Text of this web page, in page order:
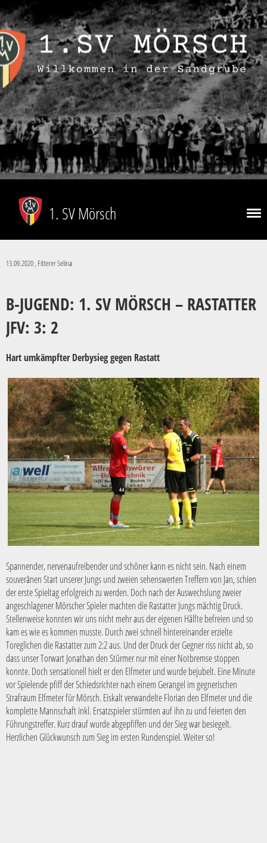
1. SV Mörsch
13.09.2020, Fitterer Selina
B-JUGEND: 1. SV MÖRSCH – RASTATTER
JFV: 3: 2
Hart umkämpfter Derbysieg gegen Rastatt​
Spannender, nervenaufreibender und schöner kann es nicht sein. Nach einem
souveränen Start unserer Jungs und zweien sehenswerten Treffern von Jan, schien
der erste Spieltag erfolgreich zu werden. Doch nach der Auswechslung zweier
angeschlagener Mörscher Spieler machten die Rastatter Jungs mächtig Druck.
Stellenweise konnten wir uns nicht mehr aus der eigenen Hälfte befreien und so
kam es wie es kommen musste. Durch zwei schnell hintereinander erzielte
Toreglichen die Rastatter zum 2:2 aus. Und der Druck der Gegner riss nicht ab, so
dass unser Torwart Jonathan den Stürmer nur mit einer Notbremse stoppen
konnte. Doch sensationell hielt er den Elfmeter und wurde bejubelt. Eine Minute
vor Spielende pfiff der Schiedsrichter nach einem Gerangel im gegnerischen
Strafraum Elfmeter für Mörsch. Eiskalt verwandelte Florian den Elfmeter und die
komplette Mannschaft inkl. Ersatzspieler stürmten auf ihn zu und feierten den
Führungstreffer. Kurz drauf wurde abgepfiffen und der Sieg war besiegelt.
Herzlichen Glückwunsch zum Sieg im ersten Rundenspiel. Weiter so!